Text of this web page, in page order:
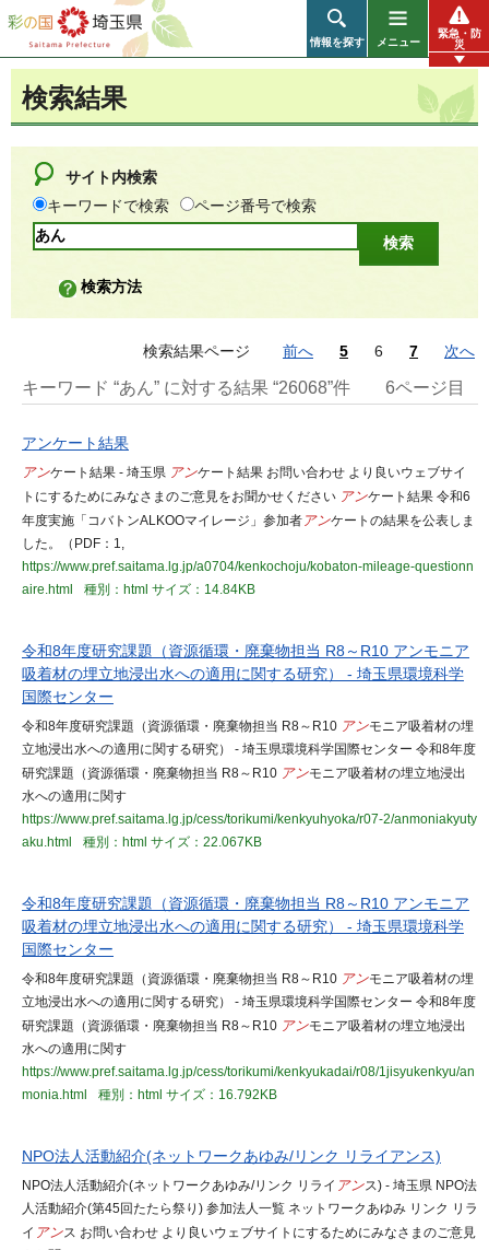
彩の国 埼玉県
情報を探す メニュー
緊急・防
災
検索結果
サイト内検索
キーワードで検索
ページ番号で検索
検索方法
検索結果ページ 前へ 5 6 7 次へ
キーワード “あん” に対する結果 “26068”件 6ページ目
アンケート結果
アンケート結果 - 埼玉県 アンケート結果 お問い合わせ より良いウェブサイ
トにするためにみなさまのご意見をお聞かせください アンケート結果 令和6
年度実施「コバトンALKOOマイレージ」参加者 アンケートの結果を公表しま
した。（PDF：1,
https://www.pref.saitama.lg.jp/a0704/kenkochoju/kobaton-mileage-questionn
aire.html
種別：html サイズ：14.84KB
令和8年度研究課題（資源循環・廃棄物担当 R8～R10 アンモニア
吸着材の埋立地浸出水への適用に関する研究） - 埼玉県環境科学
国際センター
令和8年度研究課題（資源循環・廃棄物担当 R8～R10 アンモニア吸着材の埋
立地浸出水への適用に関する研究） - 埼玉県環境科学国際センター 令和8年度
研究課題（資源循環・廃棄物担当 R8～R10 アンモニア吸着材の埋立地浸出
水への適用に関す
https://www.pref.saitama.lg.jp/cess/torikumi/kenkyuhyoka/r07-2/anmoniakyuty
aku.html
種別：html サイズ：22.067KB
令和8年度研究課題（資源循環・廃棄物担当 R8～R10 アンモニア
吸着材の埋立地浸出水への適用に関する研究） - 埼玉県環境科学
国際センター
令和8年度研究課題（資源循環・廃棄物担当 R8～R10 アンモニア吸着材の埋
立地浸出水への適用に関する研究） - 埼玉県環境科学国際センター 令和8年度
研究課題（資源循環・廃棄物担当 R8～R10 アンモニア吸着材の埋立地浸出
水への適用に関す
https://www.pref.saitama.lg.jp/cess/torikumi/kenkyukadai/r08/1jisyukenkyu/an
monia.html
種別：html サイズ：16.792KB
NPO法人活動紹介(ネットワークあゆみ/リンク リライアンス)
NPO法人活動紹介(ネットワークあゆみ/リンク リライ アンス) - 埼玉県 NPO法
人活動紹介(第45回たたら祭り) 参加法人一覧 ネットワークあゆみ リンク リラ
イ アンス お問い合わせ より良いウェブサイトにするためにみなさまのご意見